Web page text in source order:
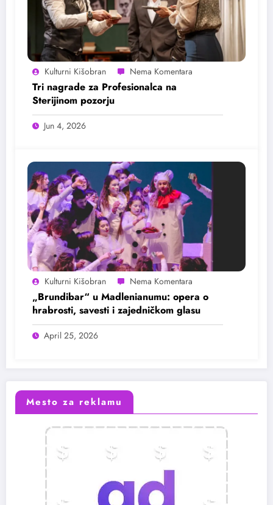
Kulturni Kišobran
Tri nagrade za Profesionalca na
Sterijinom pozorju
Jun 4, 2026
Kulturni Kišobran
„Brundibar“ u Madlenianumu: opera o
hrabrosti, savesti i zajedničkom glasu
April 25, 2026
Mesto za reklamu